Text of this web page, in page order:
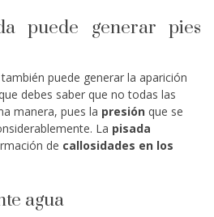
puede generar pies
también puede generar la aparición
debes saber que no todas las
manera, pues la presión que se
La pisada
de callosidades en los
agua